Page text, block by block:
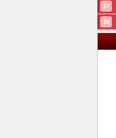
17
18